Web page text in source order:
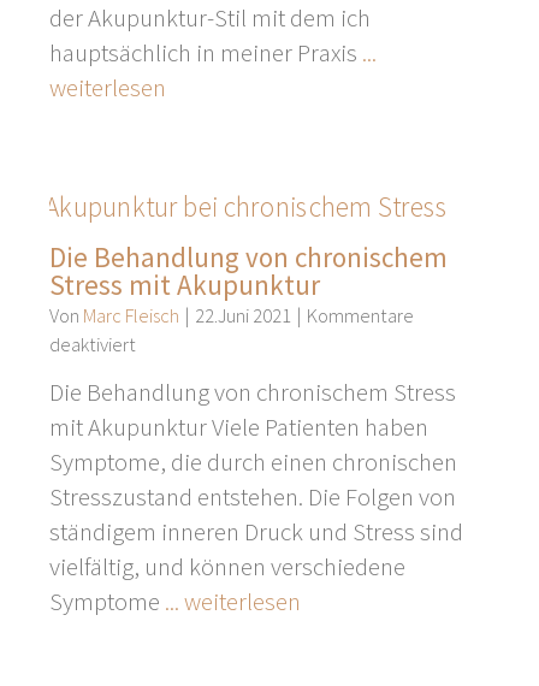
Mitte
zum
Thema
der Akupunktur-Stil mit dem ich
hauptsächlich in meiner Praxis ...
weiterlesen
Die Behandlung von chronischem
Stress mit Akupunktur
Von Marc Fleisch | 22.Juni 2021 | Kommentare
deaktiviert
Behandlung
von
chronischem
Stress
Akupunktur
Die Behandlung von chronischem Stress
mit Akupunktur Viele Patienten haben
Symptome, die durch einen chronischen
Stresszustand entstehen. Die Folgen von
ständigem inneren Druck und Stress sind
vielfältig, und können verschiedene
Symptome ... weiterlesen